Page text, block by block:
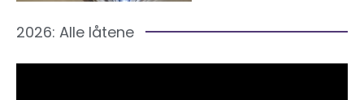
2026: Alle låtene